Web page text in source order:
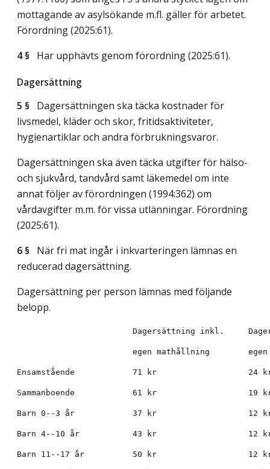
mottagande av asylsökande m.fl. gäller för arbetet.
Förordning (2025:61).
4 § Har upphävts genom förordning (2025:61).
Dagersättning
5 § Dagersättningen ska täcka kostnader för
livsmedel, kläder och skor, fritidsaktiviteter,
hygienartiklar och andra förbrukningsvaror.
Dagersättningen ska även täcka utgifter för hälso-
och sjukvård, tandvård samt läkemedel om inte
annat följer av förordningen (1994:362) om
vårdavgifter m.m. för vissa utlänningar. Förordning
(2025:61).
6 § När fri mat ingår i inkvarteringen lämnas en
reducerad dagersättning.
Dagersättning per person lämnas med följande
belopp.